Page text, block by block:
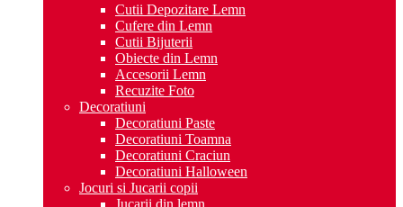
Cutii Depozitare Lemn
Cufere din Lemn
Cutii Bijuterii
Obiecte din Lemn
Accesorii Lemn
Recuzite Foto
Decoratiuni
Decoratiuni Paste
Decoratiuni Toamna
Decoratiuni Craciun
Decoratiuni Halloween
Jocuri si Jucarii copii
Jucarii din lemn